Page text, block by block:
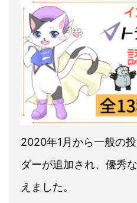
2020年1月から一般の
ダーが追加され、優秀
えました。